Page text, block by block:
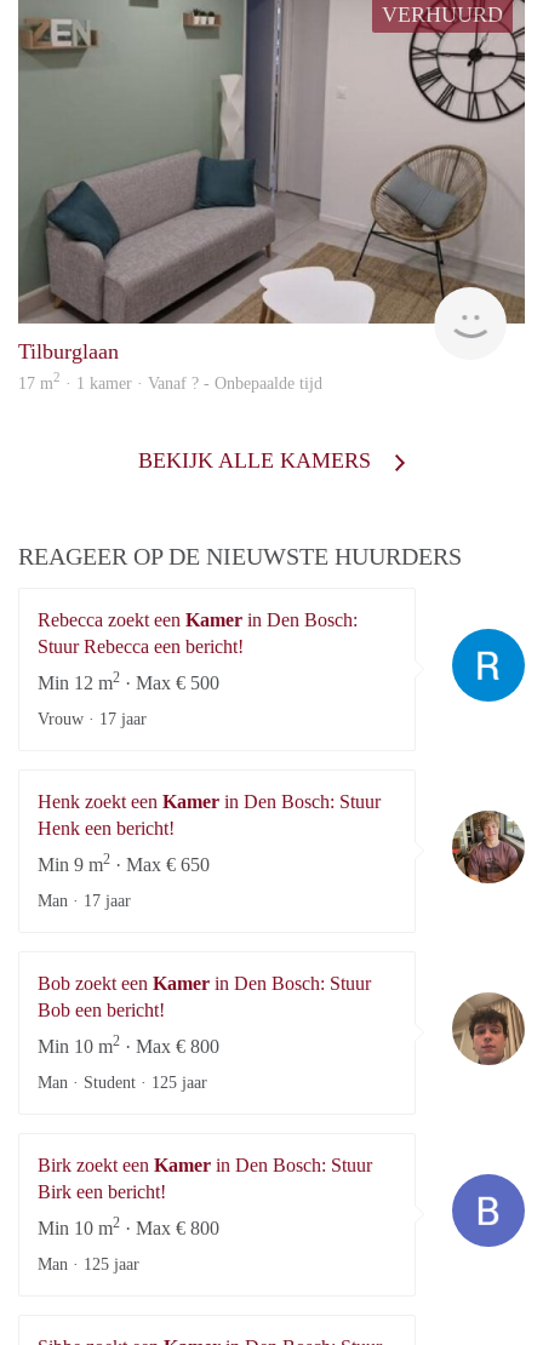
VERHUURD
Tilburglaan
17 m2 · 1 kamer · Vanaf ? - Onbepaalde tijd
BEKIJK ALLE KAMERS
REAGEER OP DE NIEUWSTE HUURDERS
Rebecca zoekt een Kamer in Den Bosch:
Stuur Rebecca een bericht!
Min 12 m2 · Max € 500
Vrouw · 17 jaar
Henk zoekt een Kamer in Den Bosch: Stuur
Henk een bericht!
Min 9 m2 · Max € 650
Man · 17 jaar
Bob zoekt een Kamer in Den Bosch: Stuur
Bob een bericht!
Min 10 m2 · Max € 800
Man · Student · 125 jaar
Birk zoekt een Kamer in Den Bosch: Stuur
Birk een bericht!
Min 10 m2 · Max € 800
Man · 125 jaar